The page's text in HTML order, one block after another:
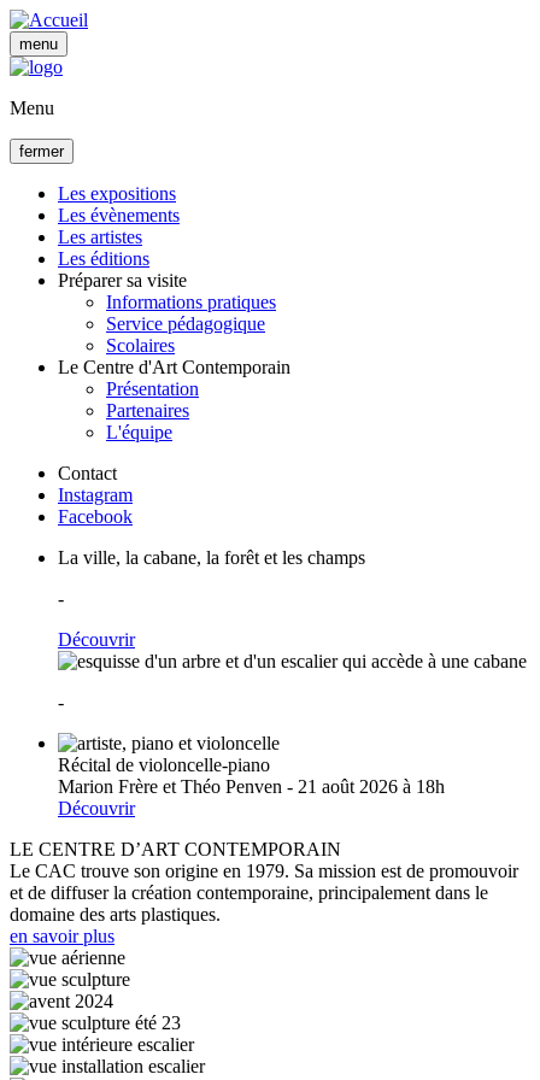
Aller
au
contenu
menu
Menu
fermer
Navigation
principale
Les expositions
Les évènements
Les artistes
Les éditions
Préparer sa visite
Informations pratiques
Service pédagogique
Scolaires
Le Centre d'Art Contemporain
Présentation
Partenaires
L'équipe
Contact
Instagram
Facebook
La ville, la cabane, la forêt et les champs
-
Découvrir
-
Récital de violoncelle-piano
Marion Frère et Théo Penven - 21 août 2026 à 18h
Découvrir
LE CENTRE D’ART CONTEMPORAIN
Le CAC trouve son origine en 1979. Sa mission est de promouvoir
et de diffuser la création contemporaine, principalement dans le
domaine des arts plastiques.
en savoir plus